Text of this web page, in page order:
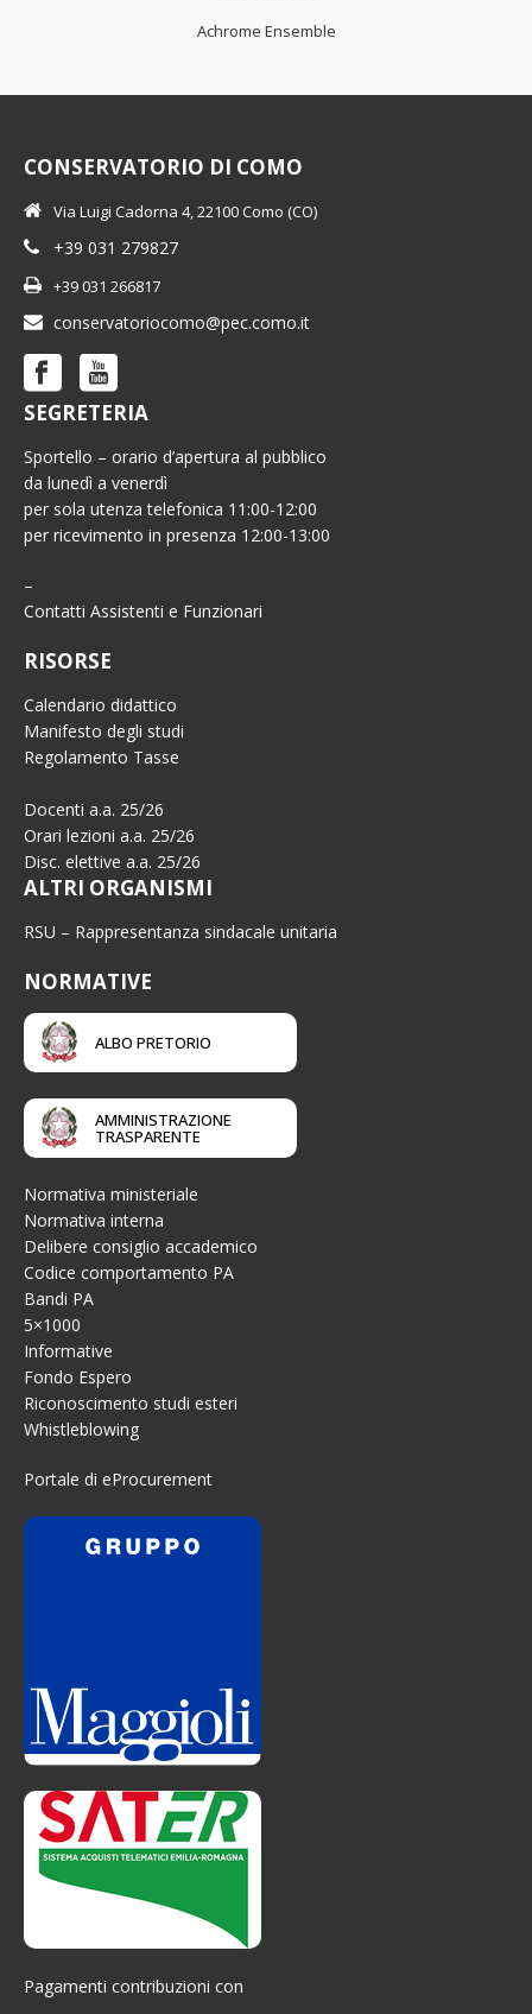
Achrome Ensemble
CONSERVATORIO DI COMO
Via Luigi Cadorna 4, 22100 Como (CO)
+39 031 279827
+39 031 266817
conservatoriocomo@pec.como.it
SEGRETERIA
Sportello – orario d’apertura al pubblico
da lunedì a venerdì
per sola utenza telefonica 11:00-12:00
per ricevimento in presenza 12:00-13:00
–
Contatti Assistenti e Funzionari
RISORSE
Calendario didattico
Manifesto degli studi
Regolamento Tasse
Docenti a.a. 25/26
Orari lezioni a.a. 25/26
Disc. elettive a.a. 25/26
ALTRI ORGANISMI
RSU – Rappresentanza sindacale unitaria
NORMATIVE
ALBO PRETORIO
AMMINISTRAZIONE
TRASPARENTE
Normativa ministeriale
Normativa interna
Delibere consiglio accademico
Codice comportamento PA
Bandi PA
5×1000
Informative
Fondo Espero
Riconoscimento studi esteri
Whistleblowing
Portale di eProcurement
Pagamenti contribuzioni con